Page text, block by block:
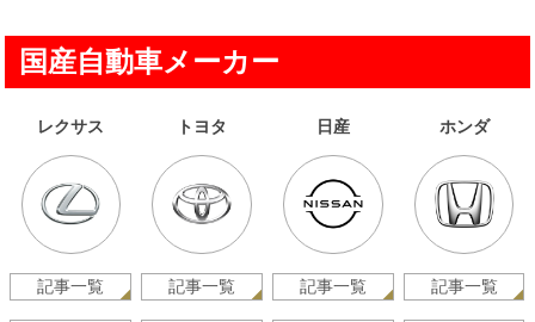
国産自動車メーカー
レクサス
記事一覧
トヨタ
記事一覧
日産
記事一覧
ホンダ
記事一覧